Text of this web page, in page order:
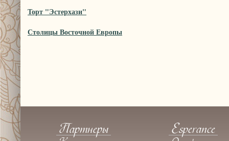
Торт "Эстерхази"
Столицы Восточной Европы
Партнеры Esperance